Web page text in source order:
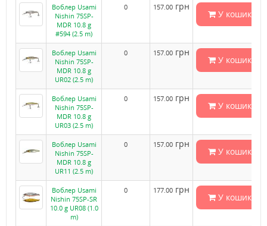
Воблер Usami
Nishin 75SP-
MDR 10.8 g
#594 (2.5 m)
0 157.00 грн
У кошик
Воблер Usami
Nishin 75SP-
MDR 10.8 g
UR02 (2.5 m)
0 157.00 грн
У кошик
Воблер Usami
Nishin 75SP-
MDR 10.8 g
UR03 (2.5 m)
0 157.00 грн
У кошик
Воблер Usami
Nishin 75SP-
MDR 10.8 g
UR11 (2.5 m)
0 157.00 грн
У кошик
Воблер Usami
Nishin 75SP-SR
10.0 g UR08 (1.0
m)
0 177.00 грн
У кошик